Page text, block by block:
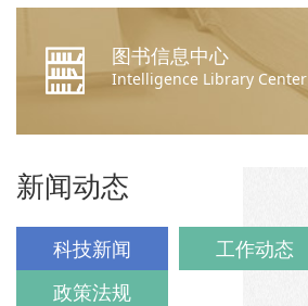
图书信息中心
Intelligence Library Center
新闻动态
科技新闻
工作动态
政策法规